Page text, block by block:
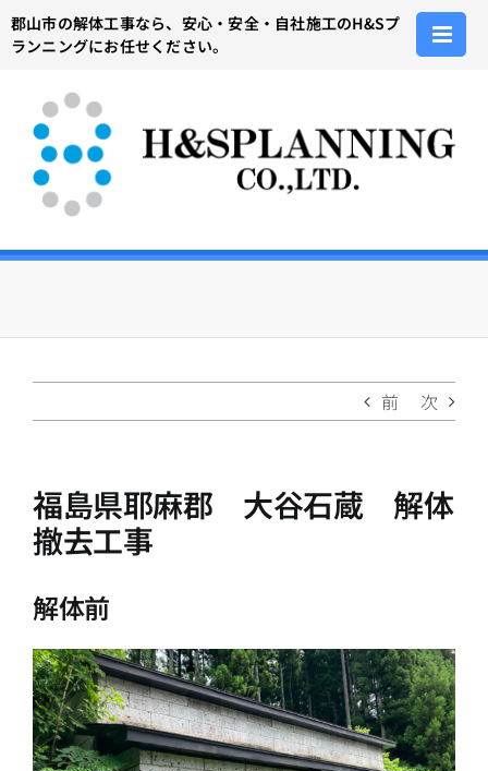
Skip
to
郡山市の解体工事なら、安心・安全・自社施工のH&Sプ
ランニングにお任せください。
前 次
福島県耶麻郡 大谷石蔵 解体
撤去工事
解体前